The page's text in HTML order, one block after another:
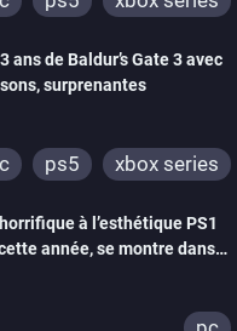
ans de Baldur’s Gate 3 avec
surprenantes
ps5 xbox series
à l’esthétique PS1
année, se montre dans